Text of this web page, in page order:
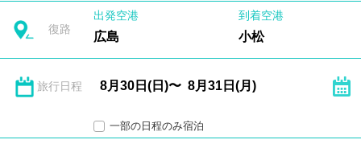
復路
出発空港
広島
到着空港
小松
旅行日程
一部の日程のみ宿泊